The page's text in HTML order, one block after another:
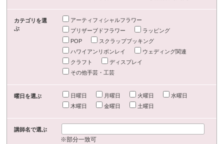
カテゴリを選
ぶ
アーティフィシャルフラワー
プリザーブドフラワー
ラッピング
POP
スクラップブッキング
ハワイアンリボンレイ
ウェディング関連
クラフト
ディスプレイ
その他手芸・工芸
曜日を選ぶ 日曜日 月曜日 火曜日
水曜日
木曜日
金曜日 土曜日
講師名で選ぶ
※部分一致可